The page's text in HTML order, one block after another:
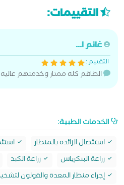
التقييمات:
غانم ا...
التقييم :
الطاقم كله ممتاز وخدمتهم
الخدمات الطبية:
استئصال الزائدة بالمنظار
زراعة البنكرياس
زراعة الكبد
إجراء منظار المعدة والقولون